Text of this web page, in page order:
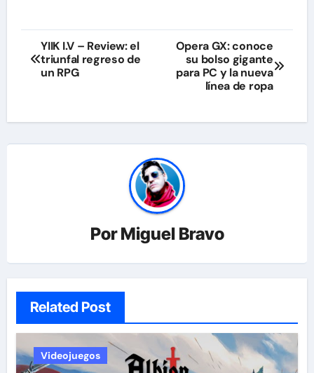
Navegación
de
YIIK I.V – Review: el
triunfal regreso de
un RPG
Opera GX: conoce
su bolso gigante
para PC y la nueva
línea de ropa
PorMiguel Bravo
Related Post
Videojuegos